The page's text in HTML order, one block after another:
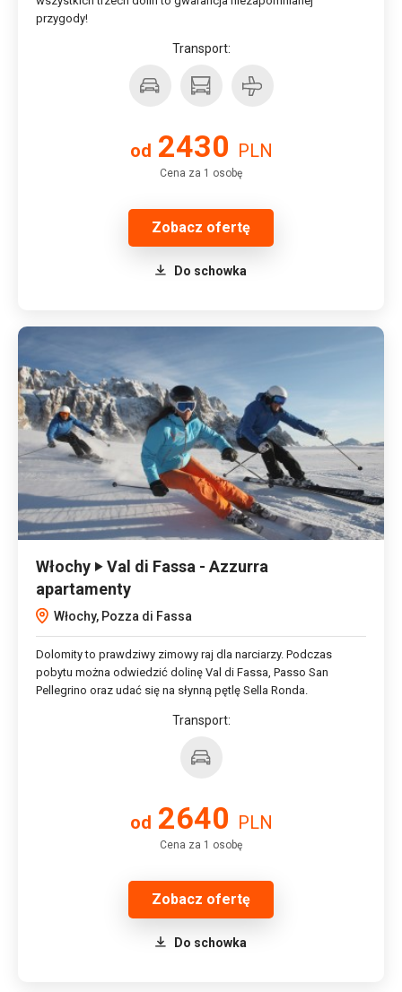
przygody!
od 2430 PLN
Cena za 1 osobę
Transport:
Zobacz ofertę
Do schowka
Włochy ‣ Val di Fassa - Azzurra
apartamenty
Włochy, Pozza di Fassa
Dolomity to prawdziwy zimowy raj dla narciarzy. Podczas
pobytu można odwiedzić dolinę Val di Fassa, Passo San
Pellegrino oraz udać się na słynną pętlę Sella Ronda.
od 2640 PLN
Cena za 1 osobę
Transport:
Zobacz ofertę
Do schowka